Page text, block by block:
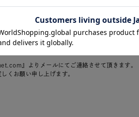
』よりメールにてご連絡させて頂きます。
くお願い申し上げます。